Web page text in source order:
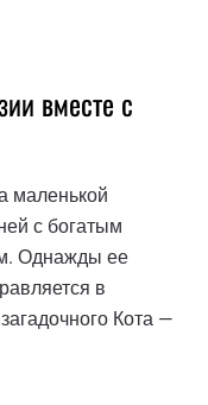
вместе с
маленькой
с богатым
Однажды ее
в
Кота —